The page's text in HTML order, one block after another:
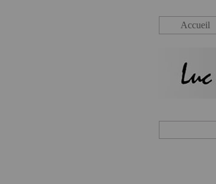
Accueil